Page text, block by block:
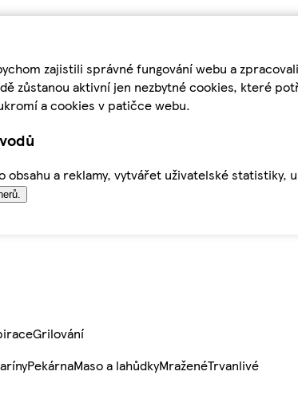
zajistili správné fungování webu a
zůstanou aktivní jen nezbytné cookies, které
a cookies v patičce webu.
a reklamy, vytvářet uživatelské
Grilování
PekárnaMaso a lahůdkyMraženéTrvanlivé